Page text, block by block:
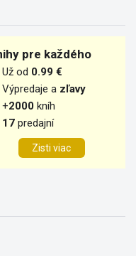
pre každého
Už od 0.99 €
Výpredaje a zľavy
+2000 kníh
17 predajní
Zisti viac